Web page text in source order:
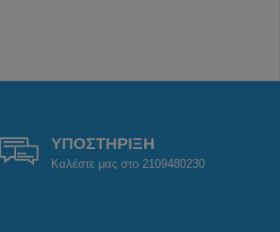
ΥΠΟΣΤΗΡΙΞΗ
Καλέστε μας στο 2109480230